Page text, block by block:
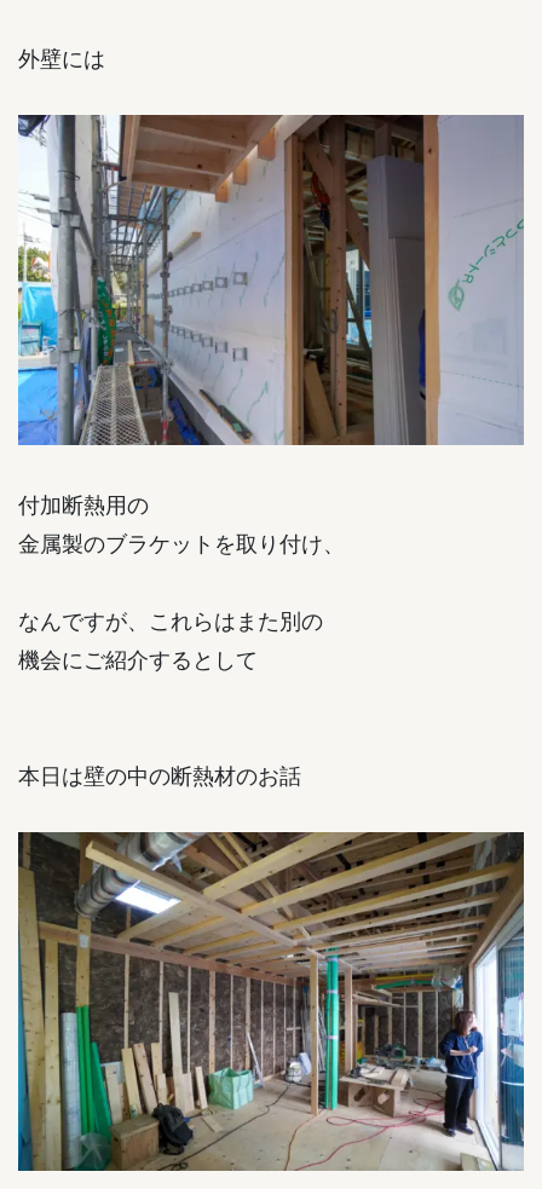
外壁には
付加断熱用の
金属製のブラケットを取り付け、
なんですが、これらはまた別の
機会にご紹介するとして
本日は壁の中の断熱材のお話